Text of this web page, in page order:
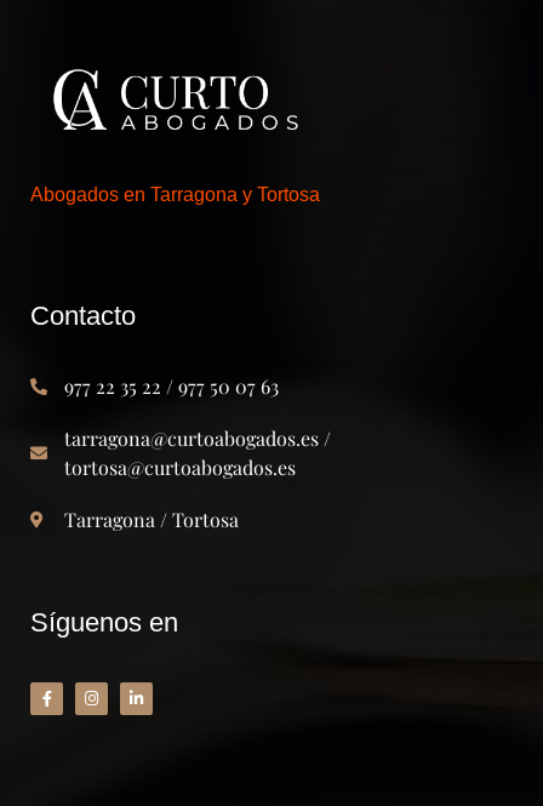
Abogados en Tarragona y Tortosa
Contacto
977 22 35 22 / 977 50 07 63
tarragona@curtoabogados.es /
tortosa@curtoabogados.es
Tarragona / Tortosa
Síguenos en